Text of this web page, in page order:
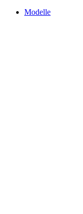
Modelle